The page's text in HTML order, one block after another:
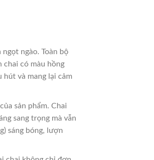
ngào. Toàn bộ
có màu hồng
và mang lại cảm
sản phẩm. Chai
sang trọng mà vẫn
sáng bóng, lượn